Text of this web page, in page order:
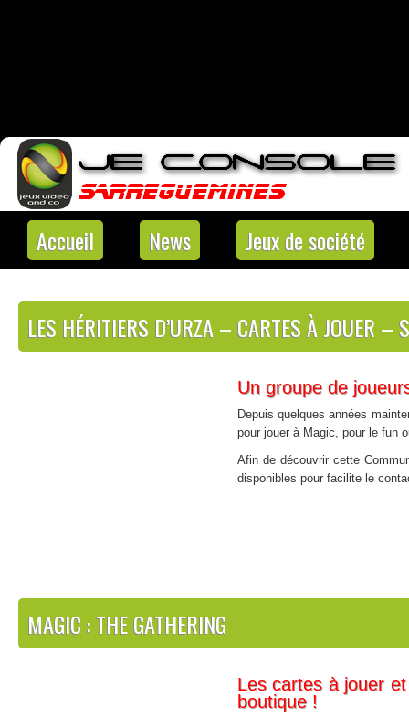
Accueil News Jeux de société
LES HÉRITIERS D’URZA – CARTES À JOUER –
Un groupe de
Depuis quelques années
pour jouer à Magic, pour le fun
Afin de découvrir cette
disponibles pour facilite le
MAGIC : THE GATHERING
Les cartes à jouer
boutique !